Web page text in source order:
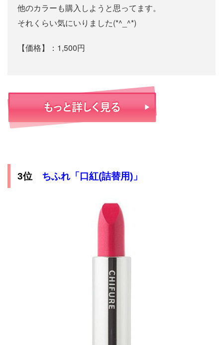
他のカラーも購入しようと思ってます。
それくらい気にいりました(*^_^*)
【価格】：1,500円
3位 ちふれ「口紅(詰替用)」